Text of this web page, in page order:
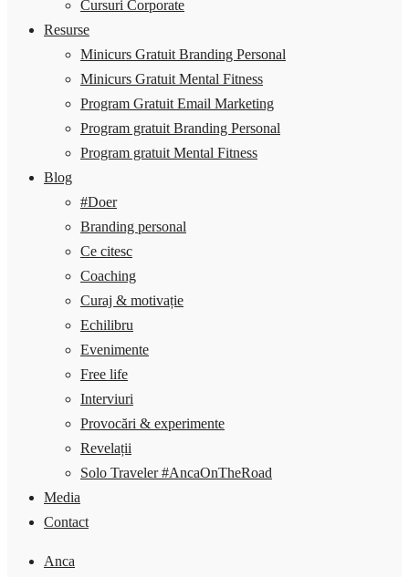
Cursuri Corporate
Resurse
Minicurs Gratuit Branding Personal
Minicurs Gratuit Mental Fitness
Program Gratuit Email Marketing
Program gratuit Branding Personal
Program gratuit Mental Fitness
Blog
#Doer
Branding personal
Ce citesc
Coaching
Curaj & motivație
Echilibru
Evenimente
Free life
Interviuri
Provocări & experimente
Revelații
Solo Traveler #AncaOnTheRoad
Media
Contact
Anca